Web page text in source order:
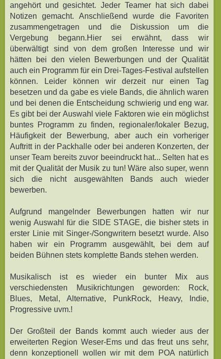
angehört und gesichtet. Jeder Teamer hat sich dabei
Notizen gemacht. Anschließend wurde die Favoriten
zusammengetragen und die Diskussion um die
Vergebung begann.Hier sei erwähnt, dass wir
überwältigt sind von dem großen Interesse und wir
hätten bei den vielen Bewerbungen und der Qualität
auch ein Programm für ein Drei-Tages-Festival aufstellen
können. Leider können wir derzeit nur einen Tag
besetzen und da gabe es viele Bands, die ähnlich waren
und bei denen die Entscheidung schwierig und eng war.
Es gibt bei der Auswahl viele Faktoren wie ein möglichst
buntes Programm zu finden, regionaler/lokaler Bezug,
Häufigkeit der Bewerbung, aber auch ein vorheriger
Auftritt in der Packhalle oder bei anderen Konzerten, der
unser Team bereits zuvor beeindruckt hat... Selten hat es
mit der Qualität der Musik zu tun! Wäre also super, wenn
sich die nicht ausgewählten Bands auch wieder
bewerben.
Aufgrund mangelnder Bewerbungen hatten wir nur
wenig Auswahl für die SIDE STAGE, die bisher stets in
erster Linie mit Singer-/Songwritern besetzt wurde. Also
haben wir ein Programm ausgewählt, bei dem auf
beiden Bühnen stets komplette Bands stehen werden.
Musikalisch ist es wieder ein bunter Mix aus
verschiedensten Musikrichtungen geworden: Rock,
Blues, Metal, Alternative, PunkRock, Heavy, Indie,
Progressive uvm.!
Der Großteil der Bands kommt auch wieder aus der
erweiterten Region Weser-Ems und das freut uns sehr,
denn konzeptionell wollen wir mit dem POA natürlich